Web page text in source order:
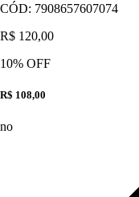
CÓD: 7908657607074
R$ 120,00
10% OFF
R$ 108,00
no